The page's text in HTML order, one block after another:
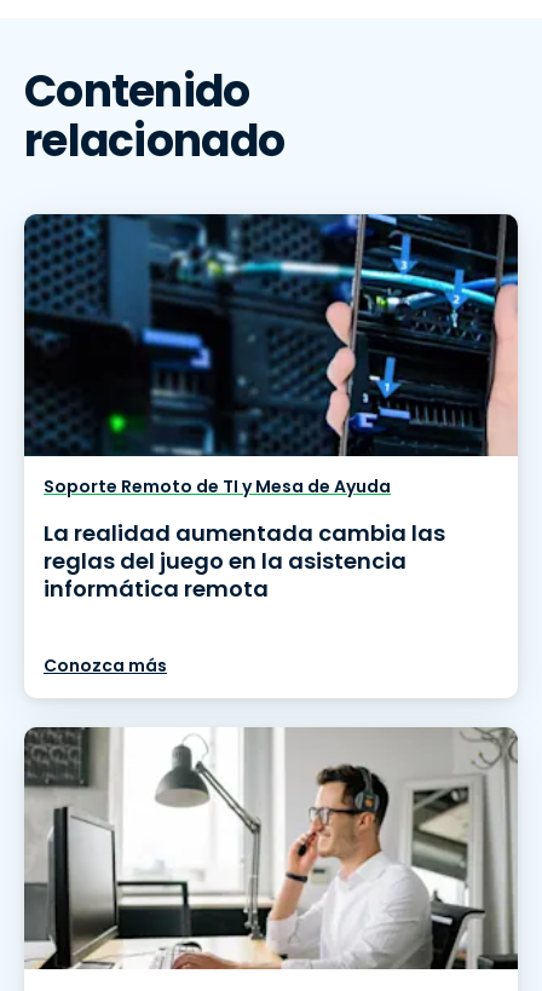
Contenido
relacionado
Soporte Remoto de TI y Mesa de Ayuda
La realidad aumentada cambia las
reglas del juego en la asistencia
informática remota
Conozca más